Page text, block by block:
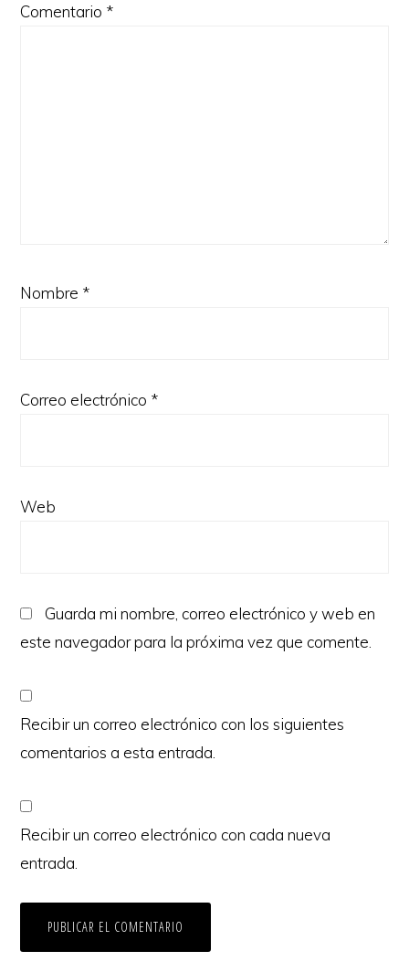
Comentario *
Nombre *
Correo electrónico *
Web
Guarda mi nombre, correo electrónico y web en
este navegador para la próxima vez que comente.
Recibir un correo electrónico con los siguientes
comentarios a esta entrada.
Recibir un correo electrónico con cada nueva
entrada.